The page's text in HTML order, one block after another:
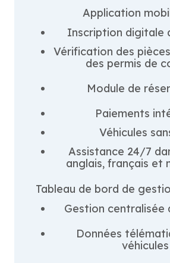
Application
Inscription digitale
Vérification des
des permis de
Module de
Paiements
Véhicules
Assistance 24/7
anglais, français et
Tableau de bord de
Gestion centralisée
Données
véhicules